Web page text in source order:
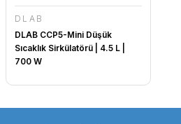
DLAB
DLAB CCP5-Mini Düşük
Sıcaklık Sirkülatörü | 4.5 L |
700 W